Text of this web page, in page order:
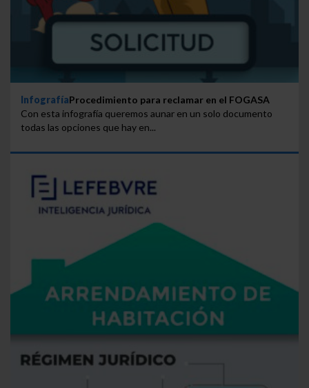
InfografíaProcedimiento para reclamar en el FOGASA
Con esta infografía queremos aunar en un solo documento
todas las opciones que hay en...